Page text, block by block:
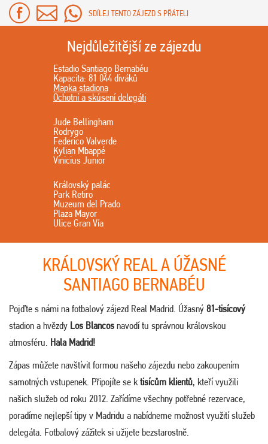
SDÍLEJ TENTO ZÁJEZD S PŘÁTELI
Nejdůležitější ze zájezdu
Estadio Santiago Bernabéu
Kapacita: 81 044 diváků
Mapka stadiona
Ochotní a skúsení delegáti
Jude Bellingham
Rodrygo
Federico Valverde
Kylian Mbappé
Vinicius Junior
Královský palác
Park Retiro
Muzeum del Prado
Plaza Mayor
Ulice Gran Vía
KRÁLOVSKÝ REAL A ÚŽASNÉ
SANTIAGO BERNABÉU
Pojďte s námi na fotbalový zájezd Real Madrid. Úžasný 81-tisícový
stadion a hvězdy Los Blancos navodí tu správnou královskou
atmosféru. Hala Madrid!
Zápas můžete navštívit formou našeho zájezdu nebo zakoupením
samotných vstupenek. Připojíte se ktisícům klientů, kteří využili
našich služeb od roku 2012. Zařídíme všechny potřebné rezervace,
poradíme nejlepší tipy v Madridu a nabídneme možnost využití služeb
delegáta. Fotbalový zážitek si užijete bezstarostně.